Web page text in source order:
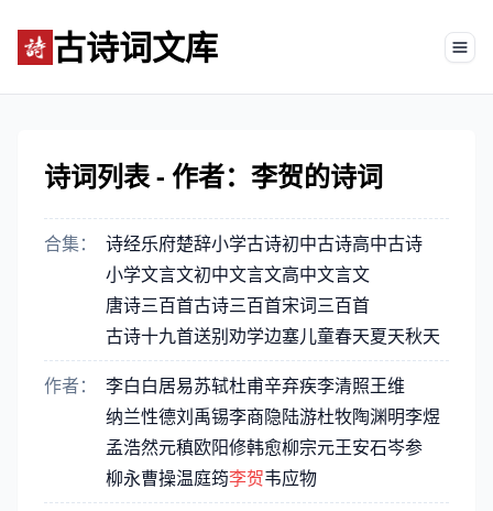
古诗词文库
诗词列表 - 作者：李贺的诗词
合集： 诗经乐府楚辞小学古诗初中古诗高中古诗
小学文言文初中文言文高中文言文
唐诗三百首古诗三百首宋词三百首
古诗十九首送别劝学边塞儿童春天夏天秋天
作者： 李白白居易苏轼杜甫辛弃疾李清照王维
纳兰性德刘禹锡李商隐陆游杜牧陶渊明李煜
孟浩然元稹欧阳修韩愈柳宗元王安石岑参
柳永曹操温庭筠李贺韦应物